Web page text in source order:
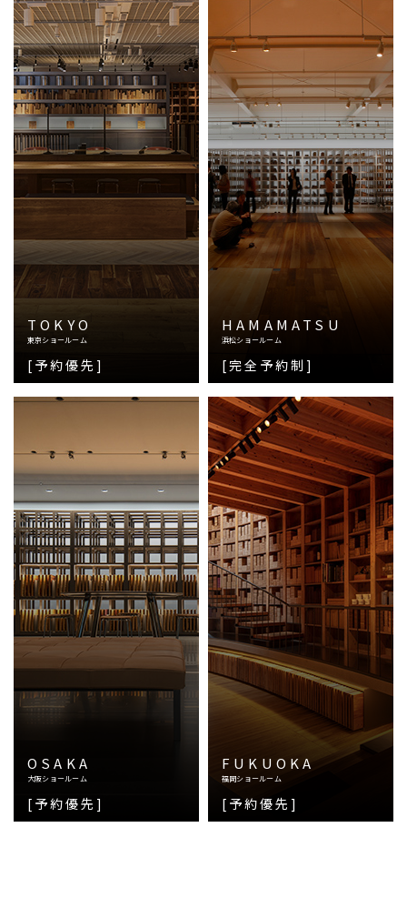
TOKYO
東京ショールーム
[予約優先]
HAMAMATSU
浜松ショールーム
[完全予約制]
OSAKA
大阪ショールーム
[予約優先]
FUKUOKA
福岡ショールーム
[予約優先]